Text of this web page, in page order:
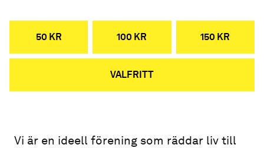
50 KR 100 KR 150 KR
VALFRITT
Vi är en ideell förening som räddar liv till